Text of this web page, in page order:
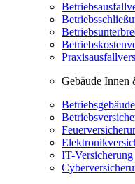
Gebäude Innen
IT-Versicherung